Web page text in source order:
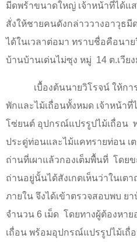
มีดพร้าขนาดใหญ่ เจ้าหน้าที่ได้แ
สั่งให้ชายคนดังกล่าววางอาวุธ
ได้ในเวลาต่อมา ทราบชื่อคือนา
บ้านบ้านเด่นไม่ซุง หมู่ 14 ต.เวีย
เบื้องต้นนายวิโรจน์ ให้กา
พักและไม้เถื่อนทั้งหมด เจ้าหน้าที่
โซ่ยนต์ อุปกรณ์แปรรูปไม้เถื่อน
ประดู่ท่อนและไม้แคทรายท่อน เ
ถ่านที่เผาแล้วกองเต็มพื้นที่ โดยข
ถ่านอยู่นั้นได้สังเกตเห็นว่าในเต
ภายใน จึงได้เข้าตรวจสอบพบ ย
จำนวน 6 เม็ด โดยทางผู้ต้องหา
เถื่อน พร้อมอุปกรณ์แปรรูปไม้เถื่